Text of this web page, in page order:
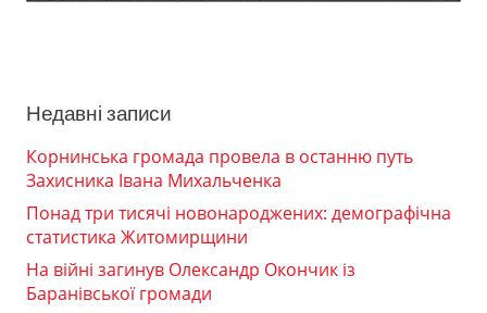
Недавні записи
Корнинська громада провела в останню путь
Захисника Івана Михальченка
Понад три тисячі новонароджених: демографічна
статистика Житомирщини
На війні загинув Олександр Окончик із
Баранівської громади